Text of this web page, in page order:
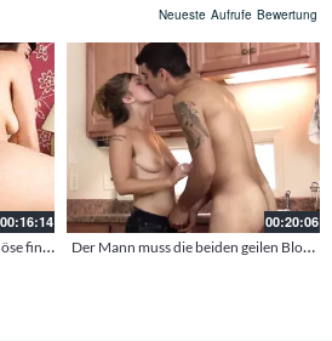
Neueste Aufrufe Bewertung
00:16:14
Behaarte Frau mit behaarter Möse fingert sich zum Höhepunkt
00:20:06
Der Mann muss die beiden geilen Blondinen befriedigen